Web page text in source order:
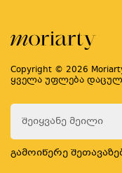
Copyright © 2026
ყველა უფლება
გამოიწერე